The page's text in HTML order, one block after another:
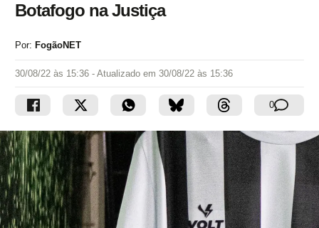
Botafogo na Justiça
Por: FogãoNET
30/08/22 às 15:36 - Atualizado em 30/08/22 às 15:36
0